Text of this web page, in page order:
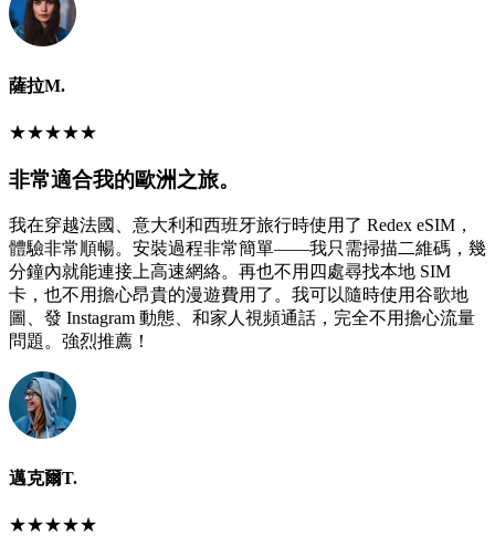
薩拉M.
★★★★★
非常適合我的歐洲之旅。
我在穿越法國、意大利和西班牙旅行時使用了 Redex eSIM，
體驗非常順暢。安裝過程非常簡單——我只需掃描二維碼，幾
分鐘內就能連接上高速網絡。再也不用四處尋找本地 SIM
卡，也不用擔心昂貴的漫遊費用了。我可以隨時使用谷歌地
圖、發 Instagram 動態、和家人視頻通話，完全不用擔心流量
問題。強烈推薦！
邁克爾T.
★★★★★